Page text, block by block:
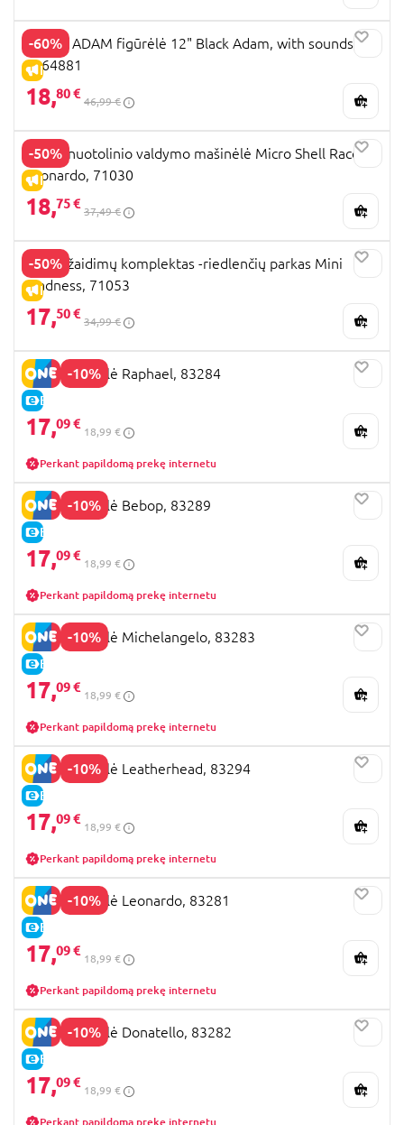
-60%
IŠPARDAVIMAS
BLACK ADAM figūrėlė 12" Black Adam, with sounds,
6064881
18,80 €
46,99 €
-50%
IŠPARDAVIMAS
TMNT nuotolinio valdymo mašinėlė Micro Shell Racers
Leonardo, 71030
18,75 €
37,49 €
-50%
IŠPARDAVIMAS
TMNT žaidimų komplektas -riedlenčių parkas Mini
Madness, 71053
17,50 €
34,99 €
-10%
E-KAINA
TMNT figūrėlė Raphael, 83284
17,09 €
18,99 €
Perkant papildomą prekę internetu
-10%
E-KAINA
TMNT figūrėlė Bebop, 83289
17,09 €
18,99 €
Perkant papildomą prekę internetu
-10%
E-KAINA
TMNT figūrėlė Michelangelo, 83283
17,09 €
18,99 €
Perkant papildomą prekę internetu
-10%
E-KAINA
TMNT figūrėlė Leatherhead, 83294
17,09 €
18,99 €
Perkant papildomą prekę internetu
-10%
E-KAINA
TMNT figūrėlė Leonardo, 83281
17,09 €
18,99 €
Perkant papildomą prekę internetu
-10%
E-KAINA
TMNT figūrėlė Donatello, 83282
17,09 €
18,99 €
Perkant papildomą prekę internetu